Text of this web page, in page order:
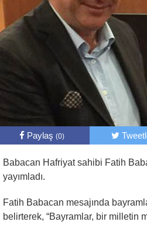
Paylaş (0)
Babacan Hafriyat sahibi Fatih
yayımladı.
Fatih Babacan mesajında
belirterek, “Bayramlar, bir milletin